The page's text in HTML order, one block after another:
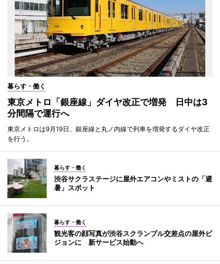
暮らす・働く
東京メトロ「銀座線」ダイヤ改正で増発 日中は3
分間隔で運行へ
東京メトロは9月19日、銀座線と丸ノ内線で列車を増発するダイヤ改正
を行う。
暮らす・働く
渋谷サクラステージに屋外エアコンやミストの「避
暑」スポット
暮らす・働く
観光客の顔写真が渋谷スクランブル交差点の屋外ビ
ジョンに 新サービス始動へ